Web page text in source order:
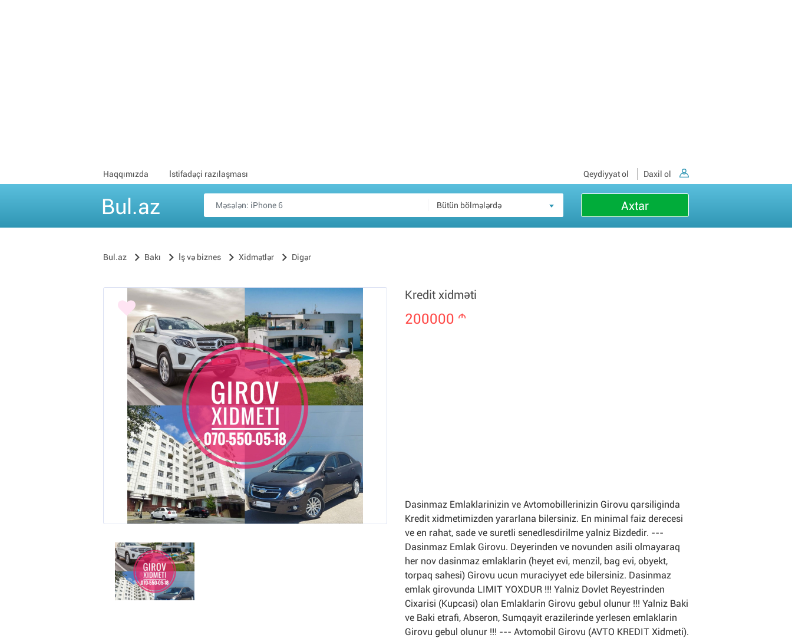
Haqqımızda İstifadəçi razılaşması Qeydiyyat ol Daxil ol
Bul.az Bütün bölmələrdə Axtar
Bul.az Bakı İş və biznes Xidmətlər Digər
Kredit xidməti
200000 m
Dasinmaz Emlaklarinizin ve Avtomobillerinizin Girovu qarsiliginda
Kredit xidmetimizden yararlana bilersiniz. En minimal faiz derecesi
ve en rahat, sade ve suretli senedlesdirilme yalniz Bizdedir. ---
Dasinmaz Emlak Girovu. Deyerinden ve novunden asili olmayaraq
her nov dasinmaz emlaklarin (heyet evi, menzil, bag evi, obyekt,
torpaq sahesi) Girovu ucun muraciyyet ede bilersiniz. Dasinmaz
emlak girovunda LIMIT YOXDUR !!! Yalniz Dovlet Reyestrinden
Cixarisi (Kupcasi) olan Emlaklarin Girovu gebul olunur !!! Yalniz Baki
ve Baki etrafi, Abseron, Sumqayit erazilerinde yerlesen emlaklarin
Girovu gebul olunur !!! --- Avtomobil Girovu (AVTO KREDIT Xidmeti).